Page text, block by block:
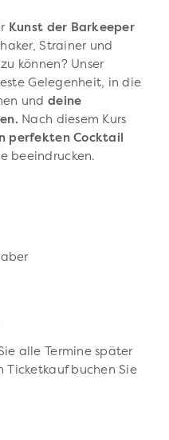
Kunst der Barkeeper
Strainer und
können? Unser
Gelegenheit, in die
unddeine
Nach diesem Kurs
perfekten Cocktail
beeindrucken.
alle Termine später
Ticketkauf buchen Sie